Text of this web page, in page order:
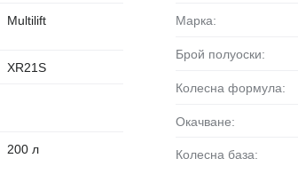
Multilift
XR21S
200 л
Марка:
Брой полуоски:
Колесна формула:
Окачване:
Колесна база: